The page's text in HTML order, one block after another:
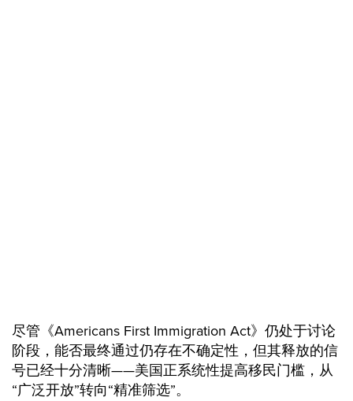
尽管《Americans First Immigration Act》仍处于讨论
阶段，能否最终通过仍存在不确定性，但其释放的信
号已经十分清晰——美国正系统性提高移民门槛，从
“广泛开放”转向“精准筛选”。